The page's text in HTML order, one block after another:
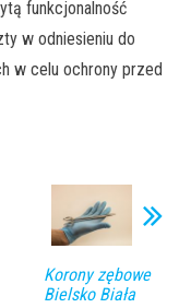
funkcjonalność
w odniesieniu do
w celu ochrony przed
Korony zębowe
Bielsko Biała